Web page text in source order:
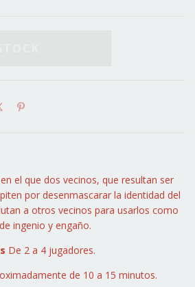
el que dos vecinos, que resultan ser
por desenmascarar la identidad del
a otros vecinos para usarlos como
ingenio y engaño.
De 2 a 4 jugadores.
de 10 a 15 minutos.